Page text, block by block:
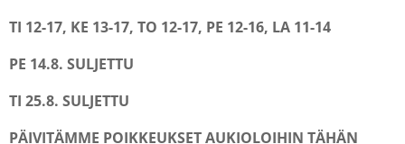
TI 12-17, KE 13-17, TO 12-17, PE 12-16, LA 11-14
PE 14.8. SULJETTU
TI 25.8. SULJETTU
PÄIVITÄMME POIKKEUKSET AUKIOLOIHIN TÄHÄN